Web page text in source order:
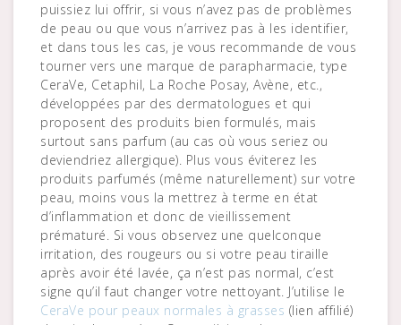
puissiez lui offrir, si vous n’avez pas de problèmes
de peau ou que vous n’arrivez pas à les identifier,
et dans tous les cas, je vous recommande de vous
tourner vers une marque de parapharmacie, type
CeraVe, Cetaphil, La Roche Posay, Avène, etc.,
développées par des dermatologues et qui
proposent des produits bien formulés, mais
surtout sans parfum (au cas où vous seriez ou
deviendriez allergique). Plus vous éviterez les
produits parfumés (même naturellement) sur votre
peau, moins vous la mettrez à terme en état
d’inflammation et donc de vieillissement
prématuré. Si vous observez une quelconque
irritation, des rougeurs ou si votre peau tiraille
après avoir été lavée, ça n’est pas normal, c’est
signe qu’il faut changer votre nettoyant. J’utilise le
CeraVe pour peaux normales à grasses (lien affilié)